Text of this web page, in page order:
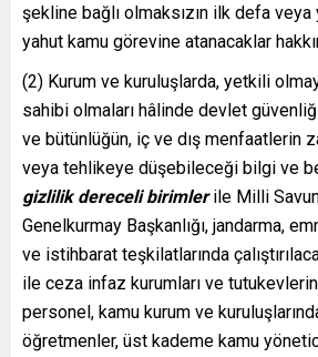
şekline bağlı olmaksızın ilk defa
yahut kamu görevine atanacaklar
(2) Kurum ve kuruluşlarda, yetkili
sahibi olmaları hâlinde devlet
ve bütünlüğün, iç ve dış menfaatlerin
veya tehlikeye düşebileceği bilgi ve
gizlilik dereceli birimlerile Milli
Genelkurmay Başkanlığı, jandarma,
ve istihbarat teşkilatlarında
ile ceza infaz kurumları ve
personel, kamu kurum ve
öğretmenler, üst kademe kamu